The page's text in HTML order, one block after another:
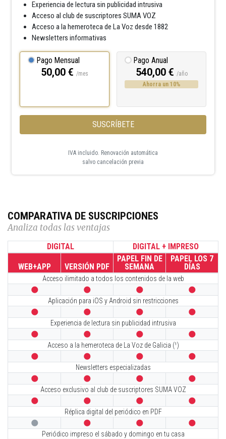
Experiencia de lectura sin publicidad intrusiva
Acceso al club de suscriptores SUMA VOZ
Acceso a la hemeroteca de La Voz desde 1882
Newsletters informativas
Pago Mensual
50,00 € /mes
Pago Anual
540,00 € /año
Ahorra un 10%
SUSCRÍBETE
IVA incluido. Renovación automática
salvo cancelación previa
COMPARATIVA DE SUSCRIPCIONES
Analiza todas las ventajas
DIGITAL DIGITAL + IMPRESO
WEB+APP VERSIÓN PDF
PAPEL FIN DE
SEMANA
PAPEL LOS 7
DÍAS
Acceso ilimitado a todos los contenidos de la web
   
Aplicación para iOS y Android sin restricciones
   
Experiencia de lectura sin publicidad intrusiva
   
Acceso a la hemeroteca de La Voz de Galicia (¹)
   
Newsletters especializadas
   
Acceso exclusivo al club de suscriptores SUMA VOZ
   
Réplica digital del periódico en PDF
   
Periódico impreso el sábado y domingo en tu casa